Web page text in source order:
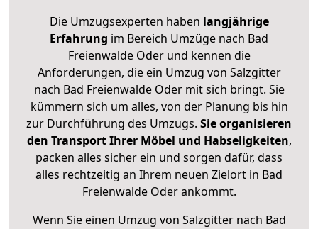
Die Umzugsexperten haben langjährige
Erfahrung im Bereich Umzüge nach Bad
Freienwalde Oder und kennen die
Anforderungen, die ein Umzug von Salzgitter
nach Bad Freienwalde Oder mit sich bringt. Sie
kümmern sich um alles, von der Planung bis hin
zur Durchführung des Umzugs. Sie organisieren
den Transport Ihrer Möbel und Habseligkeiten,
packen alles sicher ein und sorgen dafür, dass
alles rechtzeitig an Ihrem neuen Zielort in Bad
Freienwalde Oder ankommt.
Wenn Sie einen Umzug von Salzgitter nach Bad